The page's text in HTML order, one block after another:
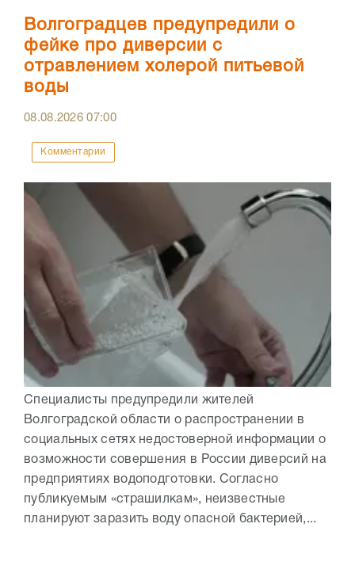
Волгоградцев предупредили о
фейке про диверсии с
отравлением холерой питьевой
воды
08.08.202607:00
Комментарии
Специалисты предупредили жителей
Волгоградской области о распространении в
социальных сетях недостоверной информации о
возможности совершения в России диверсий на
предприятиях водоподготовки. Согласно
публикуемым «страшилкам», неизвестные
планируют заразить воду опасной бактерией,...